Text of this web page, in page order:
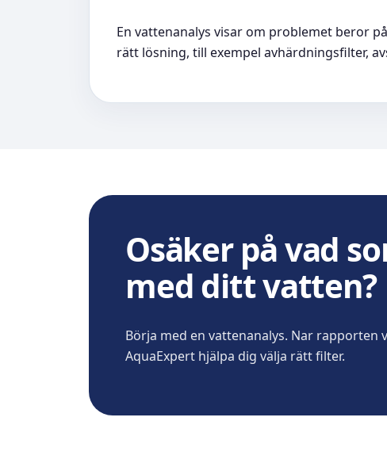
En vattenanalys visar om problemet beror
rätt lösning, till exempel avhärdningsfilter,
Osäker på vad
med ditt vatten?
Börja med en vattenanalys. Nar rapporten
AquaExpert hjälpa dig välja rätt filter.